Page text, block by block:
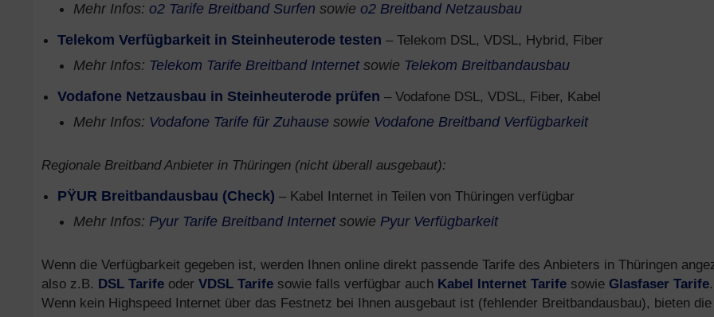
Mehr Infos: o2 Tarife Breitband Surfen sowie o2 Breitband Netzausbau
Telekom Verfügbarkeit in Steinheuterode testen – Telekom DSL, VDSL, Hybrid, Fiber
Mehr Infos: Telekom Tarife Breitband Internetsowie Telekom Breitbandausbau
Vodafone Netzausbau in Steinheuterode prüfen – Vodafone DSL, VDSL, Fiber, Kabel
Mehr Infos: Vodafone Tarife für Zuhause sowie Vodafone Breitband Verfügbarkeit
Regionale Breitband Anbieter in Thüringen (nicht überall ausgebaut):
PŸUR Breitbandausbau (Check) – Kabel Internet in Teilen von Thüringen verfügbar
Mehr Infos: Pyur Tarife Breitband Internetsowie Pyur Verfügbarkeit
Wenn die Verfügbarkeit gegeben ist, werden Ihnen online direkt passende Tarife des Anbieters in Thüringen
also z.B. DSL Tarife oder VDSL Tarife sowie falls verfügbar auch Kabel Internet Tarife sowie Glasfaser Tarife.
Wenn kein Highspeed Internet über das Festnetz bei Ihnen ausgebaut ist (fehlender Breitbandausbau), bieten die